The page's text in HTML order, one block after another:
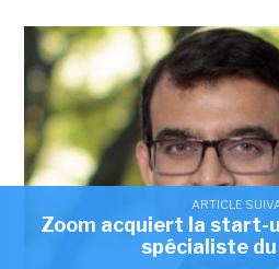
ARTICLE
Zoom acquiert la start-
spécialiste du